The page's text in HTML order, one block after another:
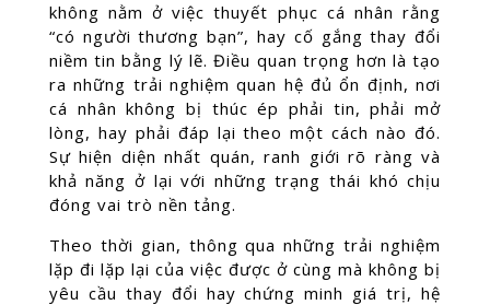
không nằm ở việc thuyết phục cá nhân rằng
“có người thương bạn”, hay cố gắng thay đổi
niềm tin bằng lý lẽ. Điều quan trọng hơn là tạo
ra những trải nghiệm quan hệ đủ ổn định, nơi
cá nhân không bị thúc ép phải tin, phải mở
lòng, hay phải đáp lại theo một cách nào đó.
Sự hiện diện nhất quán, ranh giới rõ ràng và
khả năng ở lại với những trạng thái khó chịu
đóng vai trò nền tảng.
Theo thời gian, thông qua những trải nghiệm
lặp đi lặp lại của việc được ở cùng mà không bị
yêu cầu thay đổi hay chứng minh giá trị, hệ